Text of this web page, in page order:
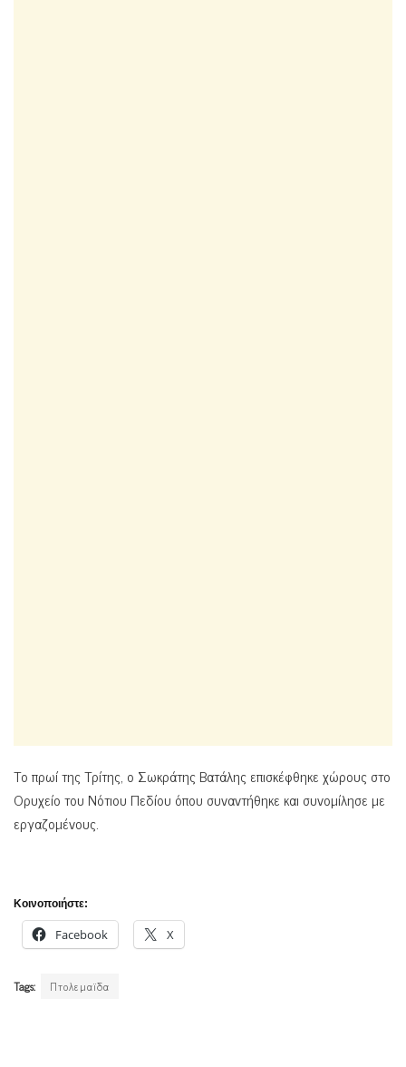
Το πρωί της Τρίτης, ο Σωκράτης Βατάλης επισκέφθηκε χώρους στο
Ορυχείο του Νότιου Πεδίου όπου συναντήθηκε και συνομίλησε με
εργαζομένους.
Κοινοποιήστε:
Facebook X
Tags: Πτολεμαϊδα